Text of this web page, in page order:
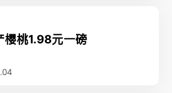
樱桃1.98元一磅